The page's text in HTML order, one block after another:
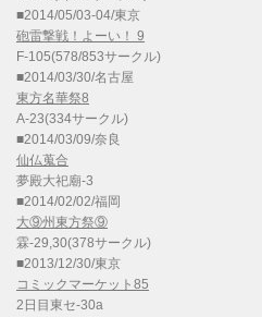
■2014/05/03-04/東京
砲雷撃戦！よーい！ 9
F-105(578/853サークル)
■2014/03/30/名古屋
東方名華祭8
A-23(334サークル)
■2014/03/09/奈良
仙仏蒐合
夢殿大祀廟-3
■2014/02/02/福岡
大⑨州東方祭⑨
霖-29,30(378サークル)
■2013/12/30/東京
コミックマーケット85
2日目東セ-30a